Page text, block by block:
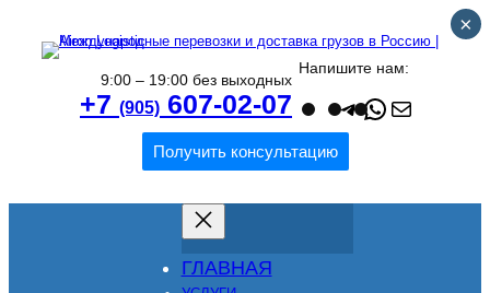
9:00 – 19:00 без выходных
+7 (905) 607-02-07
Напишите нам:
Получить консультацию
ГЛАВНАЯ
×